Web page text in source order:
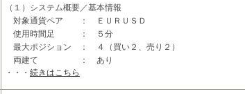
（１）システム概要／基本情報
対象通貨ペア ： ＥＵＲＵＳＤ
使用時間足 ： ５分
最大ポジション ： ４（買い２、売り２）
両建て ： あり
損切り指定 ： あり（pips指定）
・・・ 続きはこちら